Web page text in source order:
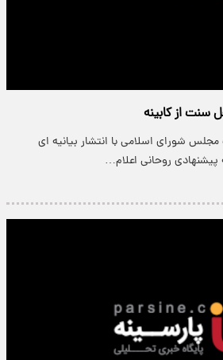
سنت از کابینه
شورای اسلامی با انتشار بیانیه ای
پیشنهادی روحانی اعلام…